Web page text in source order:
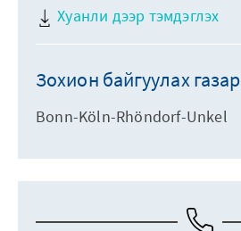
Хуанли дээр тэмдэглэх
Зохион байгуулах газар
Bonn-Köln-Rhöndorf-Unkel